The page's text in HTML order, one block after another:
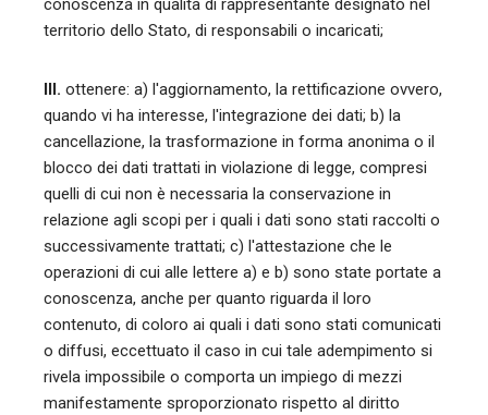
conoscenza in qualità di rappresentante designato nel
territorio dello Stato, di responsabili o incaricati;
III. ottenere: a) l'aggiornamento, la rettificazione ovvero,
quando vi ha interesse, l'integrazione dei dati; b) la
cancellazione, la trasformazione in forma anonima o il
blocco dei dati trattati in violazione di legge, compresi
quelli di cui non è necessaria la conservazione in
relazione agli scopi per i quali i dati sono stati raccolti o
successivamente trattati; c) l'attestazione che le
operazioni di cui alle lettere a) e b) sono state portate a
conoscenza, anche per quanto riguarda il loro
contenuto, di coloro ai quali i dati sono stati comunicati
o diffusi, eccettuato il caso in cui tale adempimento si
rivela impossibile o comporta un impiego di mezzi
manifestamente sproporzionato rispetto al diritto